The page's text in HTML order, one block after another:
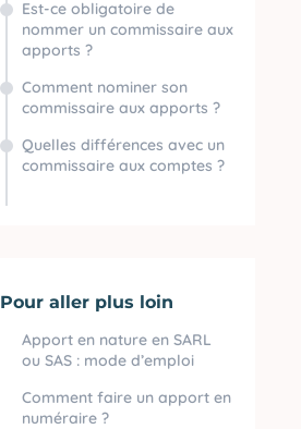
Est-ce obligatoire de
nommer un commissaire aux
apports ?
Comment nominer son
commissaire aux apports ?
Quelles différences avec un
commissaire aux comptes ?
Pour aller plus loin
Apport en nature en SARL
ou SAS : mode d’emploi
Comment faire un apport en
numéraire ?